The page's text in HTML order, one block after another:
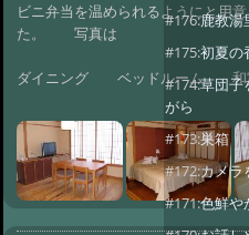
ビニ弁当を温められるようにと用
た。 写真は
ダイニング ベッドルーム
#176:鹿教湯
#175:初夏の
#174:草団子
がら
#173:巣箱
#172:カメラ
#171:色鮮や